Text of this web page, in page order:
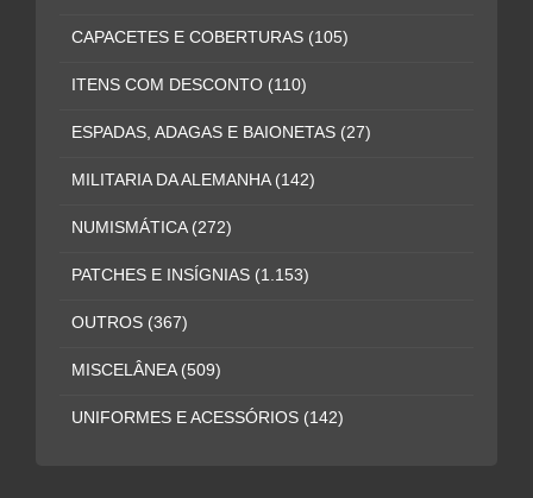
CAPACETES E COBERTURAS (105)
ITENS COM DESCONTO (110)
ESPADAS, ADAGAS E BAIONETAS (27)
MILITARIA DA ALEMANHA (142)
NUMISMÁTICA (272)
PATCHES E INSÍGNIAS (1.153)
OUTROS (367)
MISCELÂNEA (509)
UNIFORMES E ACESSÓRIOS (142)